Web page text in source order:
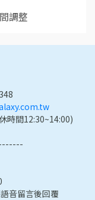
調整
時間12:30~14:00)
音留言後回覆